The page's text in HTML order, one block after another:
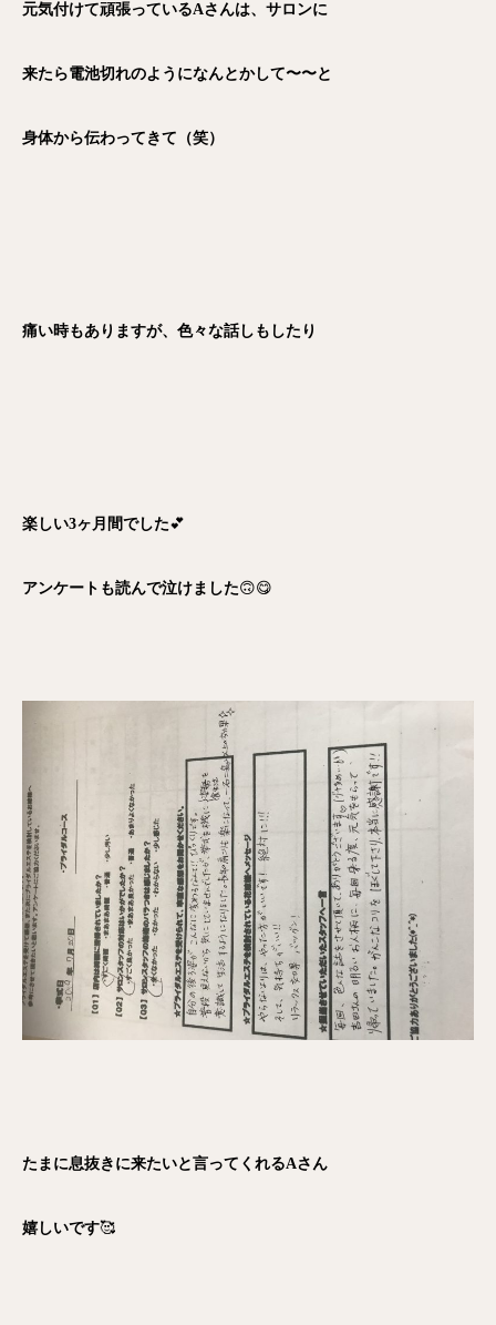
元気付けて頑張っているAさんは、サロンに
来たら電池切れのようになんとかして〜〜と
身体から伝わってきて（笑）
痛い時もありますが、色々な話しもしたり
楽しい3ヶ月間でした💕
アンケートも読んで泣けました🙃😋
たまに息抜きに来たいと言ってくれるAさん
嬉しいです🥰